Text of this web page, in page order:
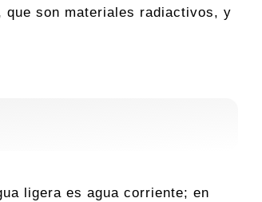
que son materiales radiactivos, y
ligera es agua corriente; en